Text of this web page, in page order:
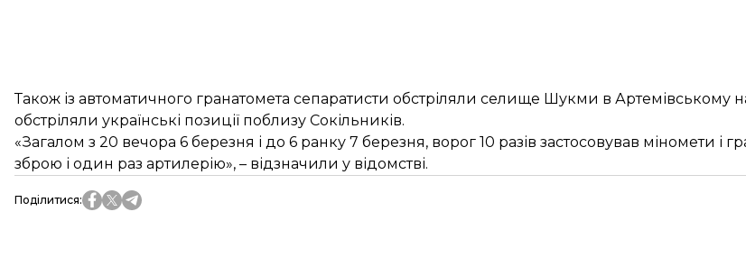
Також із автоматичного гранатомета сепаратисти обстріляли селище Шукми в Артемівському
обстріляли українські позиції поблизу Сокільників.
«Загалом з 20 вечора 6 березня і до 6 ранку 7 березня, ворог 10 разів застосовував міномети і
зброю і один раз артилерію», – відзначили у відомстві.
Поділитися: